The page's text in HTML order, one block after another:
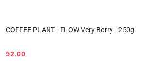
COFFEE PLANT - FLOW Very Berry - 250g
Cena:
52.00